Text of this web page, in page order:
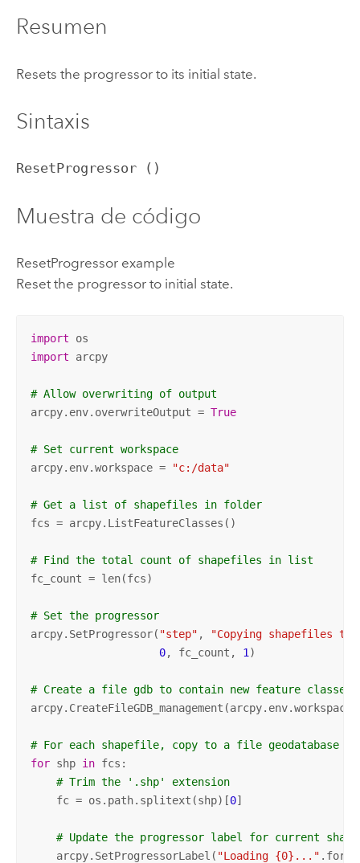
Resumen
Resets the progressor to its initial state.
Sintaxis
ResetProgressor ()
Muestra de código
ResetProgressor example
Reset the progressor to initial state.
import
import arcpy
# Allow overwriting of output
arcpy.env.overwriteOutput = True
# Set current workspace
arcpy.env.workspace =
"c:/data"
# Get a list of shapefiles in folder
fcs = arcpy.ListFeatureClasses()
# Find the total count of shapefiles in list
fc_count = len(fcs)
# Set the progressor
arcpy.SetProgressor( "step" ,
"Copying shapefiles to
0, fc_count, 1)
# Create a file gdb to contain new feature classes
# For each shapefile, copy to a file geodatabase
for shp in fcs:
# Trim the '.shp' extension
    fc = os.path.splitext(shp)[
0]
# Update the progressor label for current
    arcpy.SetProgressorLabel(
"Loading {0}..."